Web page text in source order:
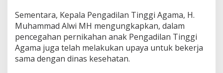
Sementara, Kepala Pengadilan Tinggi Agama, H.
Muhammad Alwi MH mengungkapkan, dalam
pencegahan pernikahan anak Pengadilan Tinggi
Agama juga telah melakukan upaya untuk bekerja
sama dengan dinas kesehatan.